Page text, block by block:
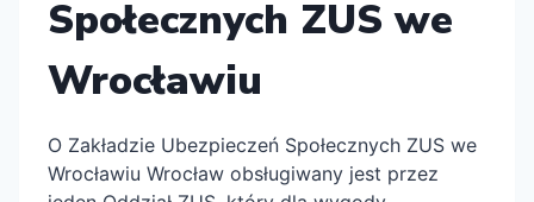
Społecznych ZUS we
Wrocławiu
O Zakładzie Ubezpieczeń Społecznych ZUS we
Wrocławiu Wrocław obsługiwany jest przez